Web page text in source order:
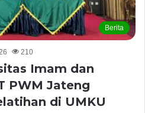
Berita
210
Imam dan
PWM Jateng
di UMKU